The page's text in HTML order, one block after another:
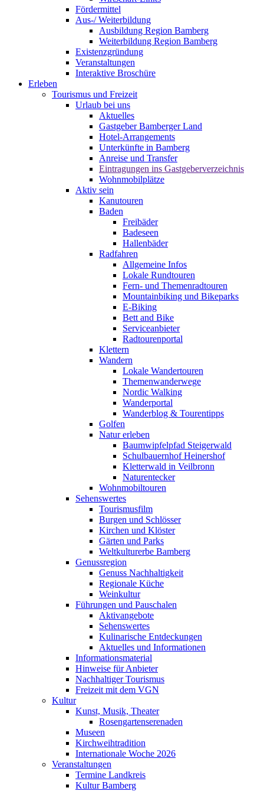
Fördermittel
Aus-/ Weiterbildung
Ausbildung Region Bamberg
Weiterbildung Region Bamberg
Existenzgründung
Veranstaltungen
Interaktive Broschüre
Erleben
Tourismus und Freizeit
Urlaub bei uns
Aktuelles
Gastgeber Bamberger Land
Hotel-Arrangements
Unterkünfte in Bamberg
Anreise und Transfer
Eintragungen ins Gastgeberverzeichnis
Wohnmobilplätze
Aktiv sein
Kanutouren
Baden
Freibäder
Badeseen
Hallenbäder
Radfahren
Allgemeine Infos
Lokale Rundtouren
Fern- und Themenradtouren
Mountainbiking und Bikeparks
E-Biking
Bett and Bike
Serviceanbieter
Radtourenportal
Klettern
Wandern
Lokale Wandertouren
Themenwanderwege
Nordic Walking
Wanderportal
Wanderblog & Tourentipps
Golfen
Natur erleben
Baumwipfelpfad Steigerwald
Schulbauernhof Heinershof
Kletterwald in Veilbronn
Naturentecker
Wohnmobiltouren
Sehenswertes
Tourismusfilm
Burgen und Schlösser
Kirchen und Klöster
Gärten und Parks
Weltkulturerbe Bamberg
Genussregion
Genuss Nachhaltigkeit
Regionale Küche
Weinkultur
Führungen und Pauschalen
Aktivangebote
Sehenswertes
Kulinarische Entdeckungen
Aktuelles und Informationen
Informationsmaterial
Hinweise für Anbieter
Nachhaltiger Tourismus
Freizeit mit dem VGN
Kultur
Kunst, Musik, Theater
Rosengartenserenaden
Museen
Kirchweihtradition
Internationale Woche 2026
Veranstaltungen
Termine Landkreis
Kultur Bamberg